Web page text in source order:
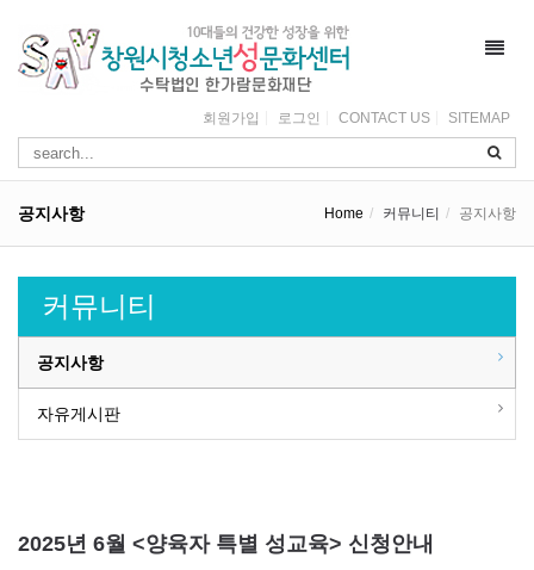
회원가입 로그인 CONTACT US SITEMAP
공지사항 Home 커뮤니티 공지사항
커뮤니티
공지사항
자유게시판
2025년 6월 <양육자 특별 성교육> 신청안내